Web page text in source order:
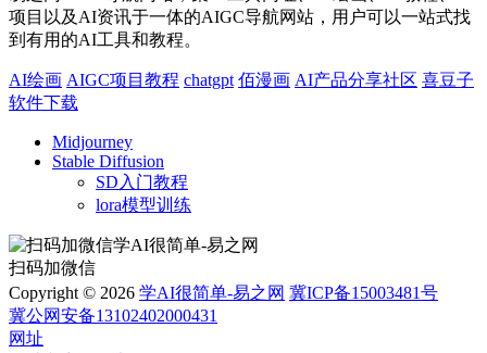
项目以及AI资讯于一体的AIGC导航网站，用户可以一站式找
到有用的AI工具和教程。
AI绘画 AIGC项目教程 chatgpt 佰漫画 AI产品分享社区 喜豆子
软件下载
Midjourney
Stable Diffusion
SD入门教程
lora模型训练
扫码加微信
Copyright © 2026 学AI很简单-易之网 冀ICP备15003481号
冀公网安备13102402000431
网址